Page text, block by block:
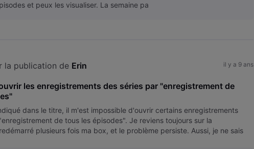
et peux les visualiser. La semaine pa
la publication de Erin il y a 9 ans
les enregistrements des séries par "enregistrement de
dans le titre, il m'est impossible d'ouvrir certains enregistrements
de tous les épisodes". Je reviens toujours sur la
plusieurs fois ma box, et le problème persiste. Aussi, je ne sais